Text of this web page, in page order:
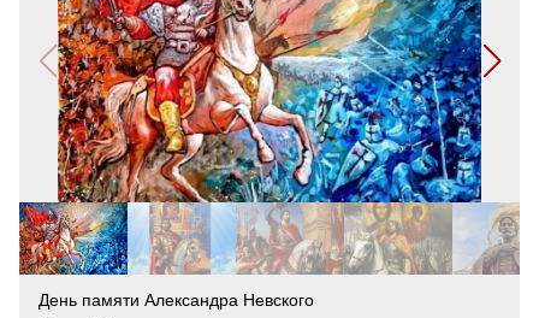
День памяти Александра Невского